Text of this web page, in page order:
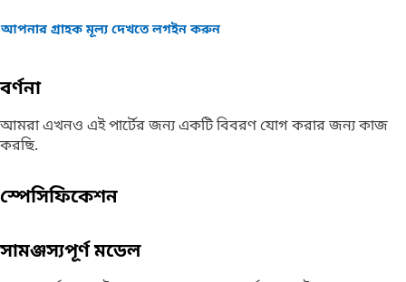
আপনার গ্রাহক মূল্য দেখতে লগইন করুন
বর্ণনা
আমরা এখনও এই পার্টের জন্য একটি বিবরণ যোগ করার জন্য কাজ
করছি.
স্পেসিফিকেশন
সামঞ্জস্যপূর্ণ মডেল